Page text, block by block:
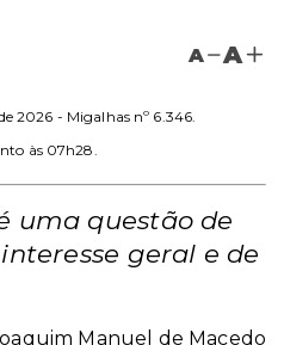
A A
2026 - Migalhas nº 6.346.
às 07h28.
uma questão de
geral e de
Manuel de Macedo